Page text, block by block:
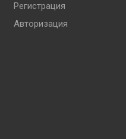
Регистрация
Авторизация